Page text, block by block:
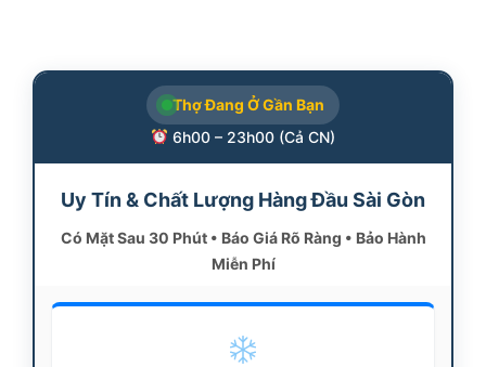
Thợ Đang Ở Gần Bạn
6h00 – 23h00 (Cả CN)
Uy Tín & Chất Lượng Hàng Đầu Sài Gòn
Có Mặt Sau 30 Phút • Báo Giá Rõ Ràng • Bảo Hành
Miễn Phí